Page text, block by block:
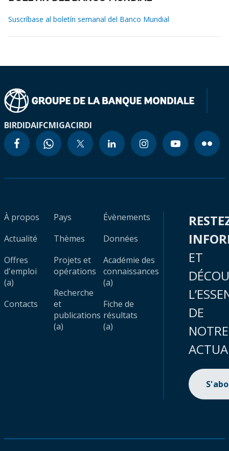
Suscríbase al boletín semanal del Banco Mundial
BIRDIDAIFCMIGACIRDI
À propos
Actualité
Offres
d'emploi
(a)
Contacts
Pays
Thèmes
Projets et
opérations
Recherche
et
publications
(a)
Évènements
Données
Académie des
connaissances
(a)
Fiche de
résultats
(a)
ET
DE
NOTRE